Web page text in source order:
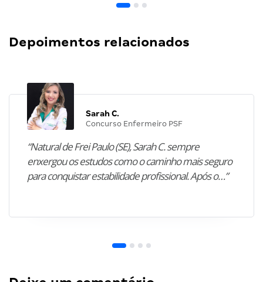
Depoimentos relacionados
Sarah C.
Concurso Enfermeiro PSF
“Natural de Frei Paulo (SE), Sarah C. sempre
enxergou os estudos como o caminho mais seguro
para conquistar estabilidade profissional. Após o…”